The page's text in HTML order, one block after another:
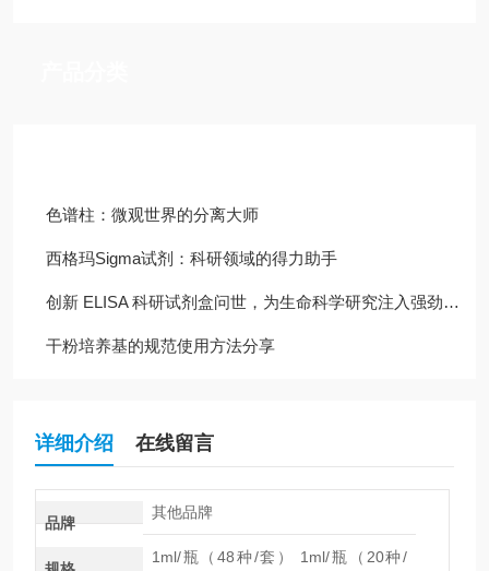
色谱柱：微观世界的分离大师
西格玛Sigma试剂：科研领域的得力助手
创新 ELISA 科研试剂盒问世，为生命科学研究注入强劲动力
干粉培养基的规范使用方法分享
详细介绍 在线留言
品牌
其他品牌
1ml/瓶（48种/套） 1ml/瓶（20种/